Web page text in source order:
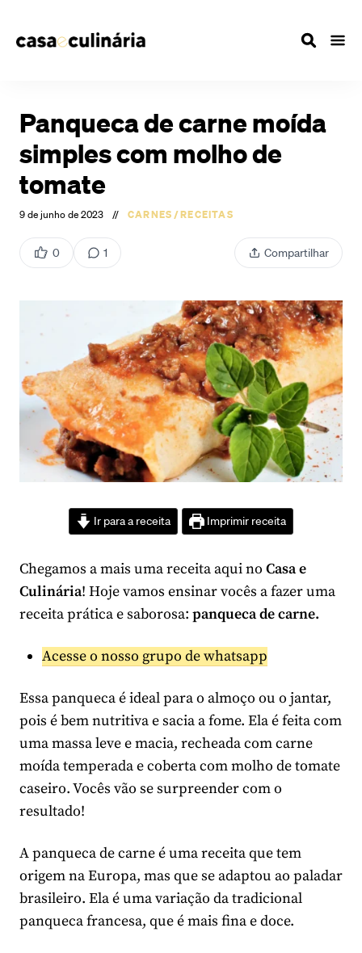
Panqueca de carne moída
simples com molho de
tomate
9 de junho de 2023 // CARNES/RECEITAS
0 1 Compartilhar
Ir para a receita Imprimir receita
Chegamos a mais uma receita aqui no Casa e
Culinária! Hoje vamos ensinar vocês a fazer uma
receita prática e saborosa: panqueca de carne.
Acesse o nosso grupo de whatsapp
Essa panqueca é ideal para o almoço ou o jantar,
pois é bem nutritiva e sacia a fome. Ela é feita com
uma massa leve e macia, recheada com carne
moída temperada e coberta com molho de tomate
caseiro. Vocês vão se surpreender com o
resultado!
A panqueca de carne é uma receita que tem
origem na Europa, mas que se adaptou ao paladar
brasileiro. Ela é uma variação da tradicional
panqueca francesa, que é mais fina e doce.